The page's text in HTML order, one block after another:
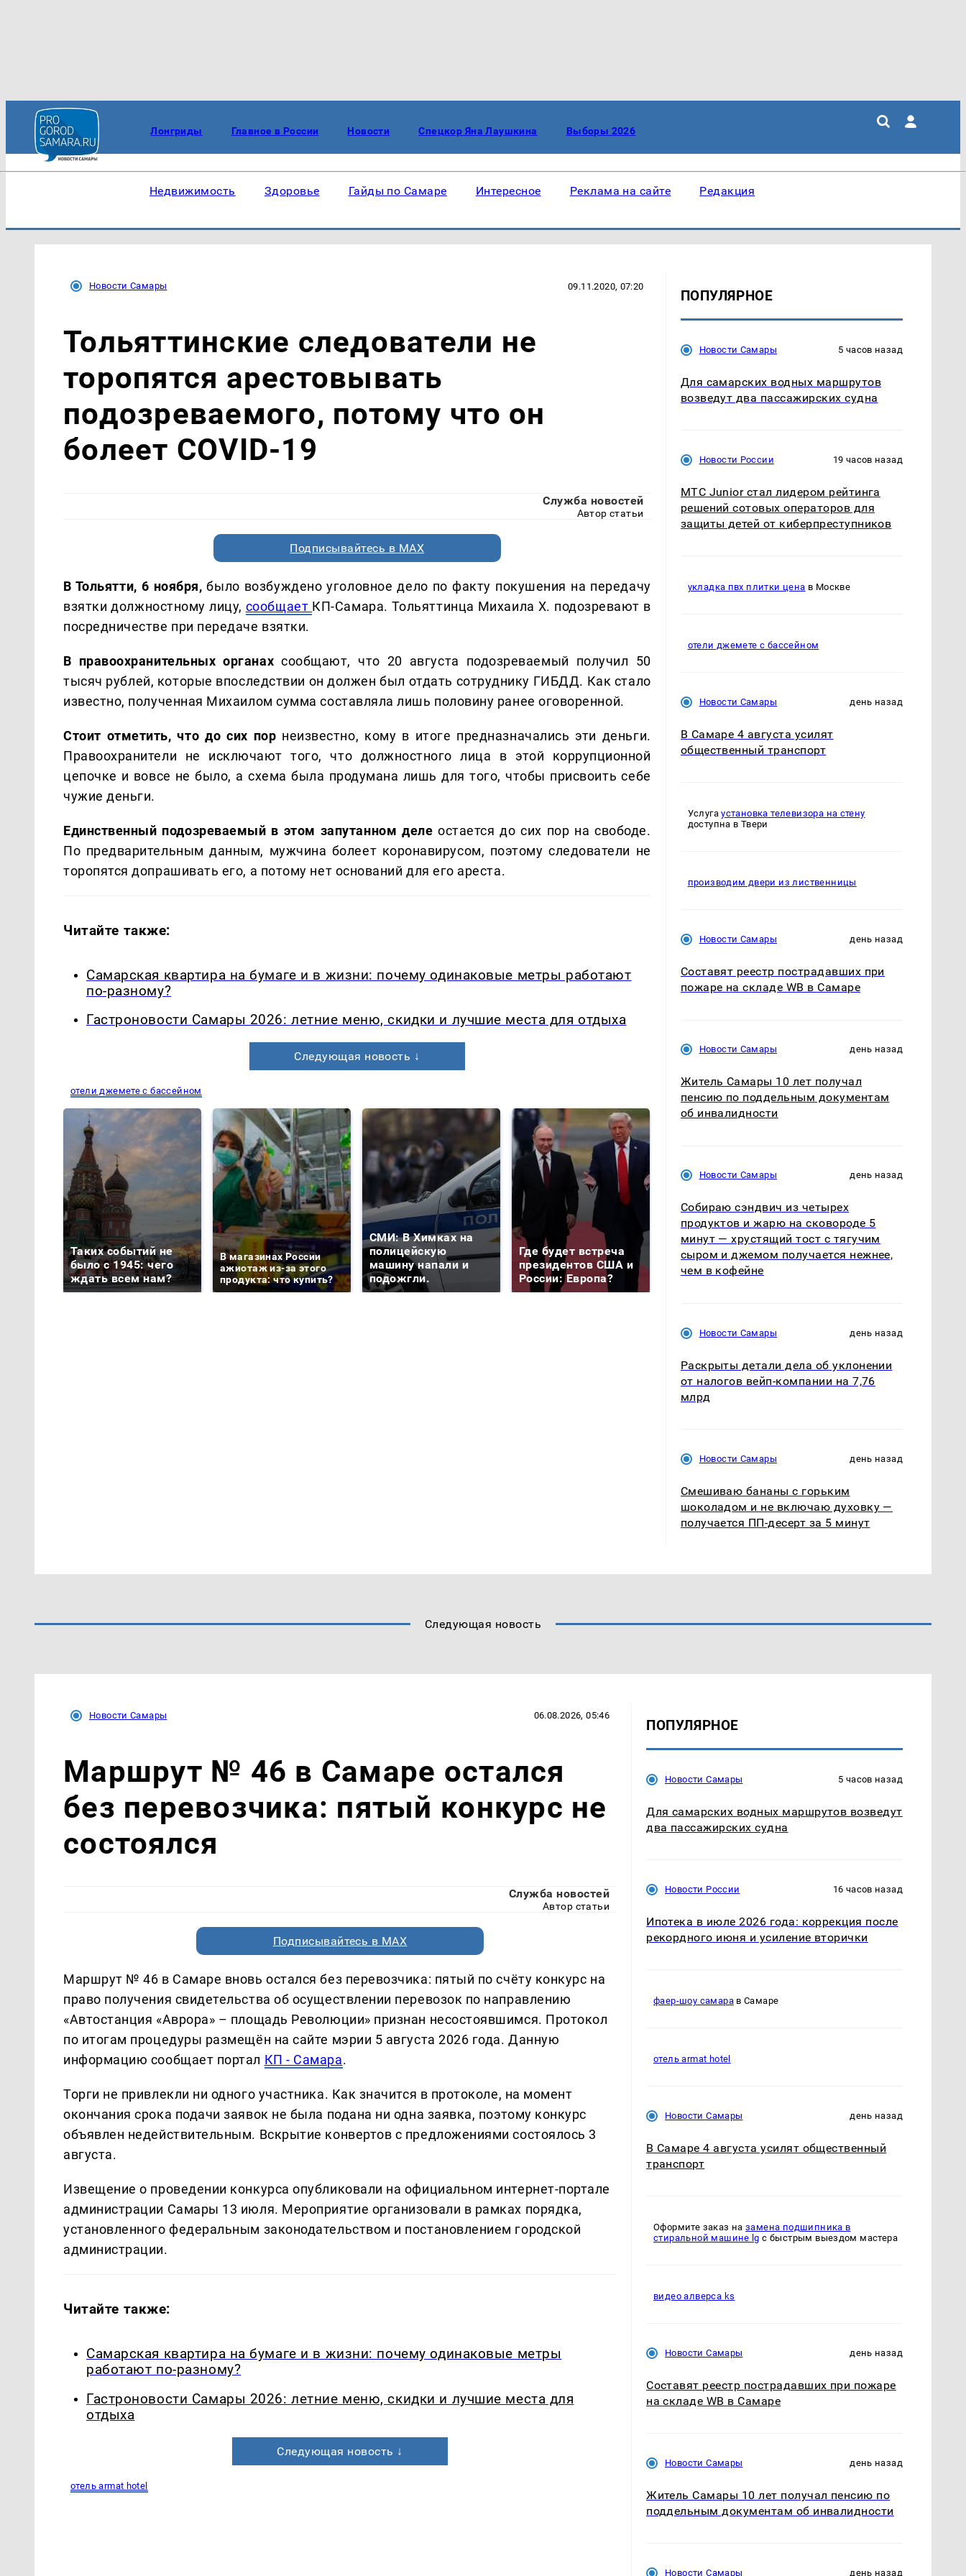
Лонгриды Главное в России Новости Спецкор Яна Лаушкина Выборы 2026
Недвижимость Здоровье Гайды по Самаре Интересное Реклама на сайте Редакция
Новости Самары 09.11.2020, 07:20
Тольяттинские следователи не
торопятся арестовывать
подозреваемого, потому что он
болеет COVID-19
Служба новостей
Автор статьи
Подписывайтесь в MAX
В Тольятти, 6 ноября, было возбуждено уголовное дело по факту покушения на передачу
взятки должностному лицу, сообщает КП-Самара. Тольяттинца Михаила Х. подозревают в
посредничестве при передаче взятки.
В правоохранительных органахсообщают, что 20 августа подозреваемый получил 50
тысяч рублей, которые впоследствии он должен был отдать сотруднику ГИБДД. Как стало
известно, полученная Михаилом сумма составляла лишь половину ранее оговоренной.
Стоит отметить, что до сих пор неизвестно, кому в итоге предназначались эти деньги.
Правоохранители не исключают того, что должностного лица в этой коррупционной
цепочке и вовсе не было, а схема была продумана лишь для того, чтобы присвоить себе
чужие деньги.
Единственный подозреваемый в этом запутанном делеостается до сих пор на свободе.
По предварительным данным, мужчина болеет коронавирусом, поэтому следователи не
торопятся допрашивать его, а потому нет оснований для его ареста.
Читайте также:
Самарская квартира на бумаге и в жизни: почему одинаковые метры работают
по-разному?
Гастроновости Самары 2026: летние меню, скидки и лучшие места для отдыха
Следующая новость ↓
отели джемете с бассейном
Таких событий не
было с 1945: чего
ждать всем нам?
В магазинах России
ажиотаж из-за этого
продукта: что купить?
СМИ: В Химках на
полицейскую
машину напали и
подожгли.
Где будет встреча
президентов США и
России: Европа?
Такую зиму в России
никто не ждал: как
так?!
На Урале из казны
ПОПУЛЯРНОЕ
Новости Самары 5 часов назад
Для самарских водных маршрутов
возведут два пассажирских судна
Новости России 19 часов назад
МТС Junior стал лидером рейтинга
решений сотовых операторов для
защиты детей от киберпреступников
укладка пвх плитки цена в Москве
отели джемете с бассейном
Новости Самары день назад
В Самаре 4 августа усилят
общественный транспорт
Услугаустановка телевизора на стену
доступна в Твери
производим двери из лиственницы
Новости Самары день назад
Составят реестр пострадавших при
пожаре на складе WB в Самаре
Новости Самары день назад
Житель Самары 10 лет получал
пенсию по поддельным документам
об инвалидности
Новости Самары день назад
Собираю сэндвич из четырех
продуктов и жарю на сковороде 5
минут — хрустящий тост с тягучим
сыром и джемом получается нежнее,
чем в кофейне
Новости Самары день назад
Раскрыты детали дела об уклонении
от налогов вейп-компании на 7,76
млрд
Новости Самары день назад
Смешиваю бананы с горьким
шоколадом и не включаю духовку —
получается ПП-десерт за 5 минут
Следующая новость
Новости Самары 06.08.2026, 05:46
Маршрут № 46 в Самаре остался
без перевозчика: пятый конкурс не
состоялся
Служба новостей
Автор статьи
Подписывайтесь в MAX
Маршрут № 46 в Самаре вновь остался без перевозчика: пятый по счёту конкурс на
право получения свидетельства об осуществлении перевозок по направлению
«Автостанция «Аврора» – площадь Революции» признан несостоявшимся. Протокол
по итогам процедуры размещён на сайте мэрии 5 августа 2026 года. Данную
информацию сообщает портал КП - Самара.
Торги не привлекли ни одного участника. Как значится в протоколе, на момент
окончания срока подачи заявок не была подана ни одна заявка, поэтому конкурс
объявлен недействительным. Вскрытие конвертов с предложениями состоялось 3
августа.
Извещение о проведении конкурса опубликовали на официальном интернет-портале
администрации Самары 13 июля. Мероприятие организовали в рамках порядка,
установленного федеральным законодательством и постановлением городской
администрации.
Читайте также:
Самарская квартира на бумаге и в жизни: почему одинаковые метры
работают по-разному?
Гастроновости Самары 2026: летние меню, скидки и лучшие места для
отдыха
Следующая новость ↓
отель armat hotel
ПОПУЛЯРНОЕ
Новости Самары 5 часов назад
Для самарских водных маршрутов возведут
два пассажирских судна
Новости России 16 часов назад
Ипотека в июле 2026 года: коррекция после
рекордного июня и усиление вторички
фаер-шоу самарав Самаре
отель armat hotel
Новости Самары день назад
В Самаре 4 августа усилят общественный
транспорт
Оформите заказ назамена подшипника в
стиральной машине lg с быстрым выездом мастера
видео алверса ks
Новости Самары день назад
Составят реестр пострадавших при пожаре
на складе WB в Самаре
Новости Самары день назад
Житель Самары 10 лет получал пенсию по
поддельным документам об инвалидности
Новости Самары день назад